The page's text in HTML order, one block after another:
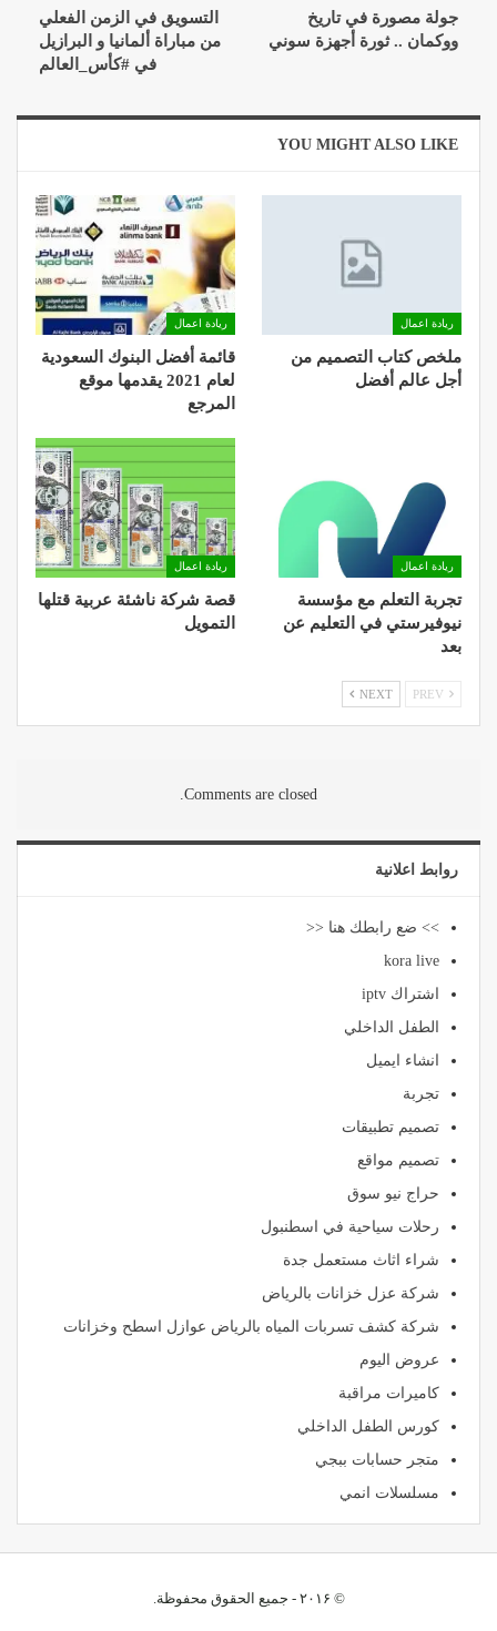
جولة مصورة في تاريخ
ووكمان .. ثورة أجهزة سوني
التسويق في الزمن الفعلي
من مباراة ألمانيا و البرازيل
في #كأس_العالم
YOU MIGHT ALSO LIKE
ريادة اعمال
ملخص كتاب التصميم من
أجل عالم أفضل
ريادة اعمال
قائمة أفضل البنوك السعودية
لعام 2021 يقدمها موقع
المرجع
ريادة اعمال
تجربة التعلم مع مؤسسة
نيوفيرستي في التعليم عن
بعد
ريادة اعمال
قصة شركة ناشئة عربية قتلها
التمويل
NEXT
Comments are closed.
روابط اعلانية
>> ضع رابطك هنا <<
kora live
اشتراك iptv
الطفل الداخلي
انشاء ايميل
تجربة
تصميم تطبيقات
تصميم مواقع
حراج نيو سوق
رحلات سياحية في اسطنبول
شراء اثاث مستعمل جدة
شركة عزل خزانات بالرياض
شركة كشف تسربات المياه بالرياض عوازل اسطح وخزانات
عروض اليوم
كاميرات مراقبة
كورس الطفل الداخلي
متجر حسابات ببجي
مسلسلات انمي
© ۲۰۱۶ - جميع الحقوق محفوظة.